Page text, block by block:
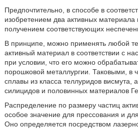
Предпочтительно, в способе в
изобретением два активных
получением соответствующих
В принципе, можно применять любой
активный материал в соответствии с
при условии, что его можно
порошковой металлургии. Таковыми, в
сплавы из класса теллуридов висмута,
силицидов и половинных материалов
Распределение по размеру частиц
особое значение для прессования и
Оно определяется посредством